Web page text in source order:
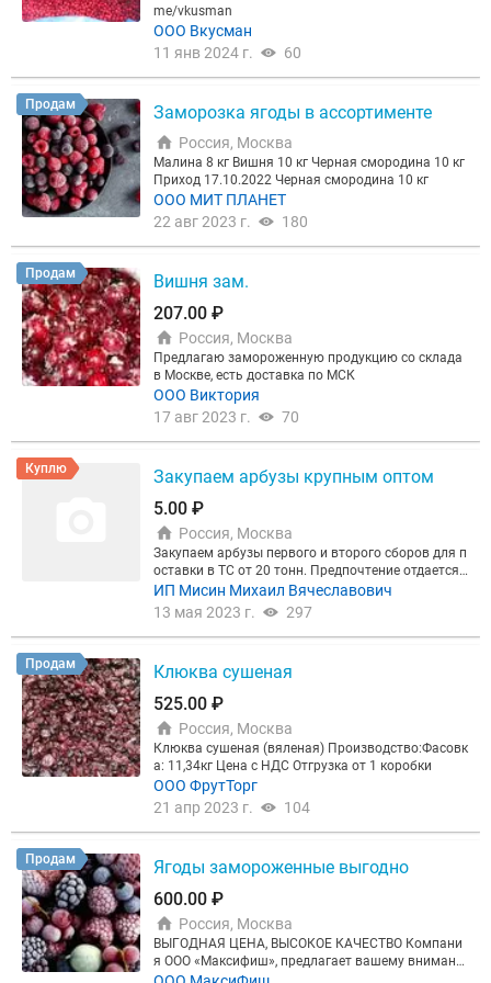
me/vkusman
ООО Вкусман
11 янв 2024 г.
60
Продам Заморозка ягоды в ассортименте
Россия, Москва
Малина 8 кг Вишня 10 кг Черная смородина 10 кг
Приход 17.10.2022 Черная смородина 10 кг
ООО МИТ ПЛАНЕТ
22 авг 2023 г.
180
Продам
Вишня зам.
207.00 ₽
Россия, Москва
Предлагаю замороженную продукцию со склада
в Москве, есть доставка по МСК
ООО Виктория
17 авг 2023 г.
70
Куплю
Закупаем арбузы крупным оптом
5.00 ₽
Россия, Москва
Закупаем арбузы первого и второго сборов для п
оставки в ТС от 20 тонн. Предпочтение отдается к
руглым сортам. Калибр 3-8 кг./шт. Погрузка нава
лом или в банановых коробках. Количество 80-10
нал без НДС. Также заинтересованы в поставщик
свежих и солёных.
ИП Мисин Михаил Вячеславович
13 мая 2023 г.
297
Продам
Клюква сушеная
525.00 ₽
Россия, Москва
Клюква сушеная (вяленая) Производство:Фасовк
а: 11,34кг Цена с НДС Отгрузка от 1 коробки
ООО ФрутТорг
21 апр 2023 г.
104
Продам
Ягоды замороженные выгодно
600.00 ₽
Россия, Москва
ВЫГОДНАЯ ЦЕНА, ВЫСОКОЕ КАЧЕСТВО Компани
я ООО «Максифиш», предлагает вашему внимани
ю: Ягоды замороженные, разные! Шоковая замор